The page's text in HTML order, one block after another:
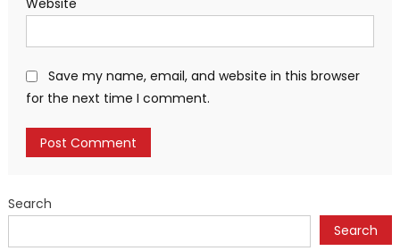
Save my name, email, and website in this browser
for the next time I comment.
Search
Search